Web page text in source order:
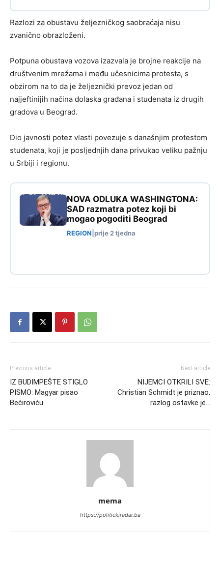
Razlozi za obustavu željezničkog saobraćaja nisu
zvanično obrazloženi.
Potpuna obustava vozova izazvala je brojne reakcije na
društvenim mrežama i među učesnicima protesta, s
obzirom na to da je željeznički prevoz jedan od
najjeftinijih načina dolaska građana i studenata iz drugih
gradova u Beograd.
Dio javnosti potez vlasti povezuje s današnjim protestom
studenata, koji je posljednjih dana privukao veliku pažnju
u Srbiji i regionu.
NOVA ODLUKA WASHINGTONA:
SAD razmatra potez koji bi
mogao pogoditi Beograd
REGION prije 2 tjedna
Previous article
IZ BUDIMPEŠTE STIGLO
PISMO: Magyar pisao
Bećiroviću
Next article
NIJEMCI OTKRILI SVE:
Christian Schmidt je priznao,
razlog ostavke je…
mema
https://politickiradar.ba